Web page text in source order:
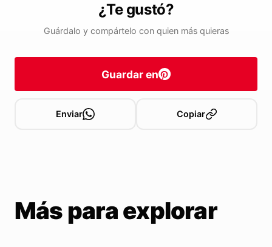
¿Te gustó?
Guárdalo y compártelo con quien más quieras
Guardar en
Enviar Copiar
Más para explorar